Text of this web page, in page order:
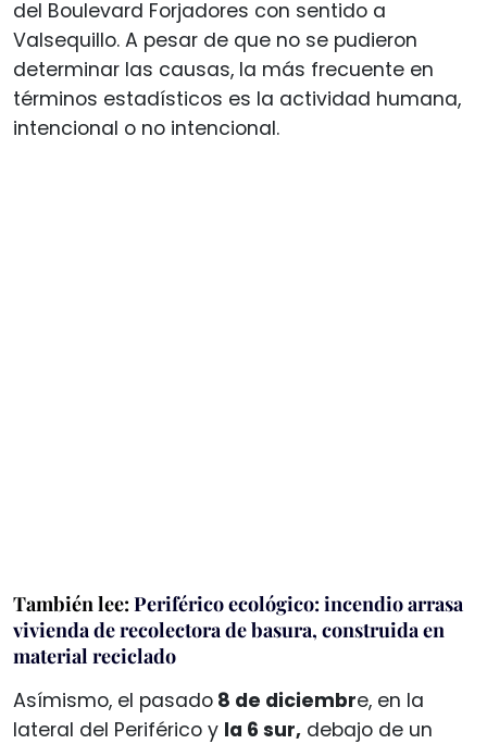
del Boulevard Forjadores con sentido a
Valsequillo. A pesar de que no se pudieron
determinar las causas, la más frecuente en
términos estadísticos es la actividad humana,
intencional o no intencional.
También lee: Periférico ecológico: incendio arrasa
vivienda de recolectora de basura, construida en
material reciclado
Asímismo, el pasado 8 de diciembre, en la
lateral del Periférico y la 6 sur, debajo de un